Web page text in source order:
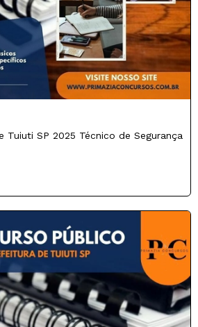
Tuiuti SP 2025 Técnico de Segurança